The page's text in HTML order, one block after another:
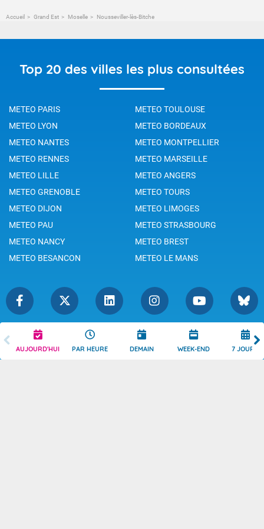
AUJOURD'HUI PAR HEURE DEMAIN WEEK-END 7 JOURS
Accueil Grand Est Moselle Nousseviller-lès-Bitche
Top 20 des villes les plus consultées
METEO PARIS
METEO TOULOUSE
METEO LYON
METEO BORDEAUX
METEO NANTES
METEO MONTPELLIER
METEO RENNES
METEO MARSEILLE
METEO LILLE
METEO ANGERS
METEO GRENOBLE
METEO TOURS
METEO DIJON
METEO LIMOGES
METEO PAU
METEO STRASBOURG
METEO NANCY
METEO BREST
METEO BESANCON
METEO LE MANS